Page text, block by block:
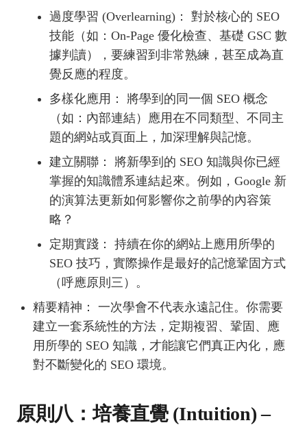
過度學習 (Overlearning)： 對於核心的 SEO
技能（如：On-Page 優化檢查、基礎 GSC 數
據判讀），要練習到非常熟練，甚至成為直
覺反應的程度。
多樣化應用： 將學到的同一個 SEO 概念
（如：內部連結）應用在不同類型、不同主
題的網站或頁面上，加深理解與記憶。
建立關聯： 將新學到的 SEO 知識與你已經
掌握的知識體系連結起來。例如，Google 新
的演算法更新如何影響你之前學的內容策
略？
定期實踐： 持續在你的網站上應用所學的
SEO 技巧，實際操作是最好的記憶鞏固方式
（呼應原則三）。
精要精神： 一次學會不代表永遠記住。你需要
建立一套系統性的方法，定期複習、鞏固、應
用所學的 SEO 知識，才能讓它們真正內化，應
對不斷變化的 SEO 環境。
原則八：培養直覺 (Intuition) –